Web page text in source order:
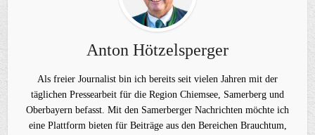
Anton Hötzelsperger
Als freier Journalist bin ich bereits seit vielen Jahren mit der
täglichen Pressearbeit für die Region Chiemsee, Samerberg und
Oberbayern befasst. Mit den Samerberger Nachrichten möchte ich
eine Plattform bieten für Beiträge aus den Bereichen Brauchtum,